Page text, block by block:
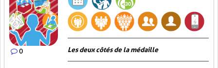
0 Les deux côtés de la médaille